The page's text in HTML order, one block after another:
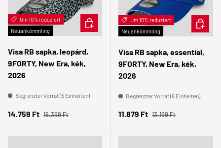
Um 10% reduziert
Neuankömmling
Visa RB sapka, leopárd,
9FORTY, New Era, kék,
2026
Begrenzter Vorrat (5 Einheiten)
Verkaufspreis
14.759 Ft Normaler Preis
16.399 Ft
IN DEN WARENKORBUm 10% reduziert
Neuankömmling
Visa RB sapka, essential,
9FORTY, New Era, kék,
2026
Begrenzter Vorrat (5 Einheiten)
Verkaufspreis
11.879 Ft Normaler Preis
13.199 Ft
IN DEN